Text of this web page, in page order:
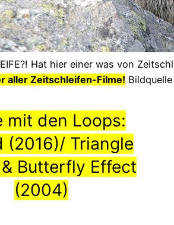
Hat hier einer was von
aller Zeitschleifen-Filme!
mit den Loops:
(2016)/ Triangle
Butterfly Effect
(2004)